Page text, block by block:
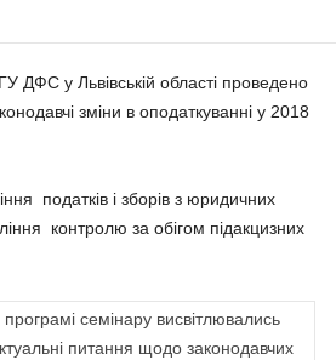
ДФС у Львівській області проведено
зміни в оподаткуванні у 2018
податків і зборів з юридичних
контролю за обігом підакцизних
семінару висвітлювались
питання щодо законодавчих